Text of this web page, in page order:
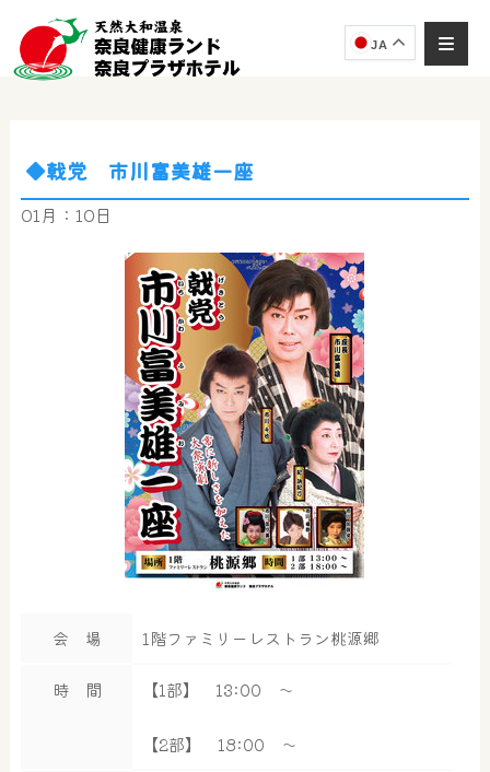
JA
◆戟党 市川富美雄一座
01月：10日
会 場 1階ファミリーレストラン桃源郷
時 間 【1部】 13:00 ～
【2部】 18:00 ～
奈良健康ランド AIコンシェルジュです。
ご質問をお伺いします。